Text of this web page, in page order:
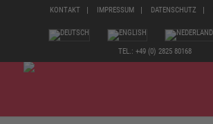
KONTAKT IMPRESSUM DATENSCHUTZ
TEL.: +49 (0) 2825 80168